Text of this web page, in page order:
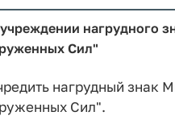
нагрудного
Сил"
нагрудный знак
Сил".